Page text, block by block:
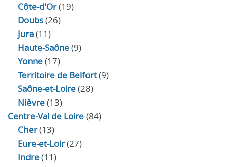
Côte-d'Or(19)
Doubs(26)
Jura(11)
Haute‑Saône(9)
Yonne(17)
Territoire de Belfort(9)
Saône-et-Loire(28)
Nièvre(13)
Centre-Val de Loire(84)
Cher(13)
Eure‑et‑Loir(27)
Indre(11)